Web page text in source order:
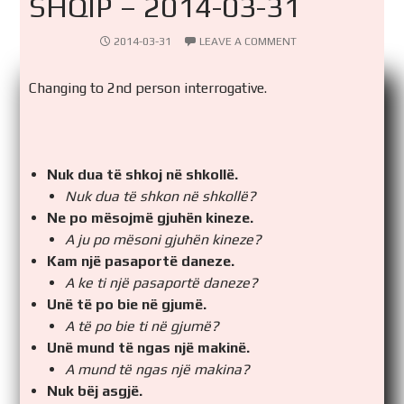
2014-03-31 LEAVE A COMMENT
Changing to 2nd person interrogative.
Nuk dua të shkoj në shkollë.
Nuk dua të shkon në shkollë?
Ne po mësojmë gjuhën kineze.
A ju po mësoni gjuhën kineze?
Kam një pasaportë daneze.
A ke ti një pasaportë daneze?
Unë të po bie në gjumë.
A të po bie ti në gjumë?
Unë mund të ngas një makinë.
A mund të ngas një makina?
Nuk bëj asgjë.